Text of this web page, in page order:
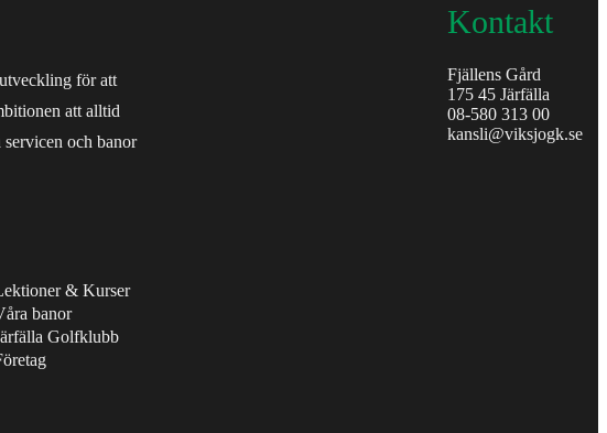
för att
att alltid
servicen och banor
Kontakt
Fjällens Gård
175 45 Järfälla
08-580 313 00
kansli@viksjogk.se
& Kurser
banor
Golfklubb